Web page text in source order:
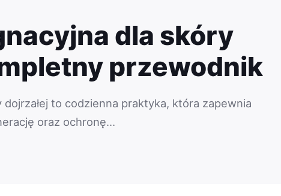
dla skóry
przewodnik
to codzienna praktyka, która zapewnia
oraz ochronę…